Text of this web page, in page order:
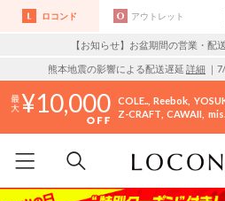
ロコンド アウトレット
【お知らせ】お盆期間の営業・配
熊本地震の影響による配送遅延 詳細 ｜
10,000 COLE.. Reebok
Z-CRAFT CAWAII